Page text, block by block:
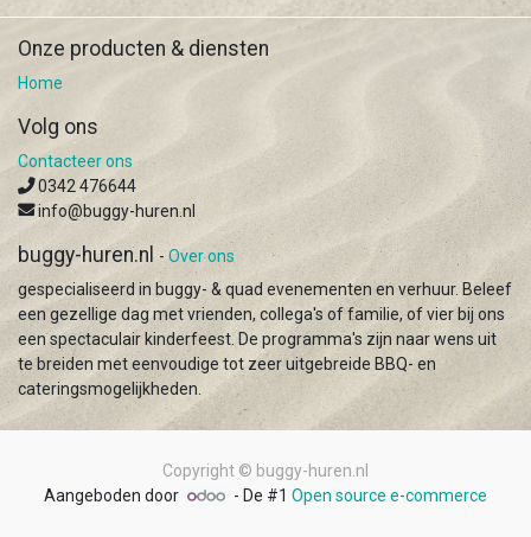
Onze producten & diensten
Home
Volg ons
Contacteer ons
0342 476644
info@buggy-huren.nl
buggy-huren.nl - Over ons
gespecialiseerd in buggy- & quad evenementen en verhuur. Beleef
een gezellige dag met vrienden, collega's of familie, of vier bij ons
een spectaculair kinderfeest. De programma's zijn naar wens uit
te breiden met eenvoudige tot zeer uitgebreide BBQ- en
cateringsmogelijkheden.
Copyright © buggy-huren.nl
Aangeboden door
- De #1Open source e-commerce